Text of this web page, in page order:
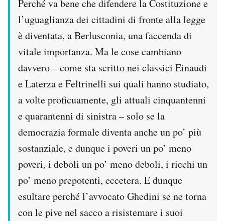
Notifiche mobile
Regala il Post
Hai bisogno di aiuto?
Perché va bene che difendere la Costituzione e
l’uguaglianza dei cittadini di fronte alla legge
è diventata, a Berlusconia, una faccenda di
vitale importanza. Ma le cose cambiano
davvero – come sta scritto nei classici Einaudi
e Laterza e Feltrinelli sui quali hanno studiato,
a volte proficuamente, gli attuali cinquantenni
e quarantenni di sinistra – solo se la
democrazia formale diventa anche un po’ più
sostanziale, e dunque i poveri un po’ meno
poveri, i deboli un po’ meno deboli, i ricchi un
po’ meno prepotenti, eccetera. E dunque
esultare perché l’avvocato Ghedini se ne torna
con le pive nel sacco a risistemare i suoi